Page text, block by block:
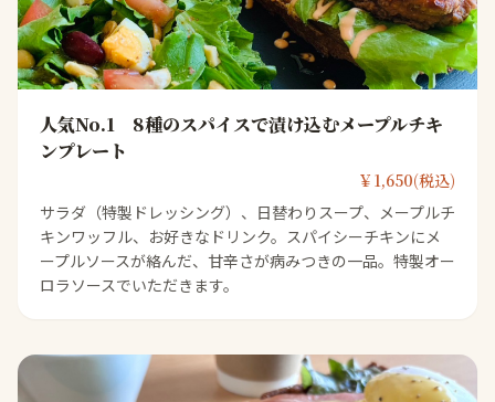
人気No.1 8種のスパイスで漬け込むメープルチキ
ンプレート
￥1,650(税込)
サラダ（特製ドレッシング）、日替わりスープ、メープルチ
キンワッフル、お好きなドリンク。スパイシーチキンにメ
ープルソースが絡んだ、甘辛さが病みつきの一品。特製オー
ロラソースでいただきます。